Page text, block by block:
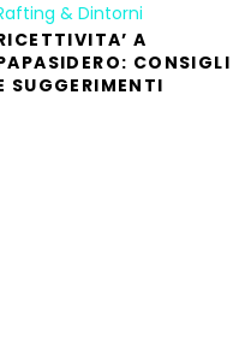
& Dintorni
A
CONSIGLI
SUGGERIMENTI